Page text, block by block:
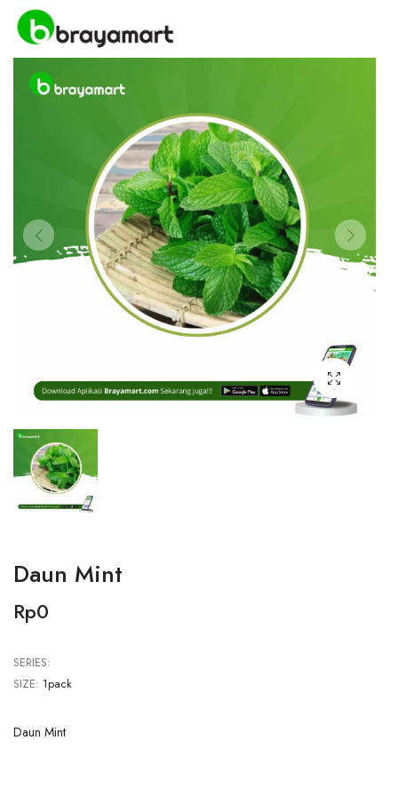
Daun Mint
Rp0
SERIES:
SIZE: 1pack
Daun Mint